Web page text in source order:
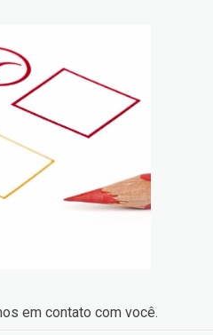
em contato com você.